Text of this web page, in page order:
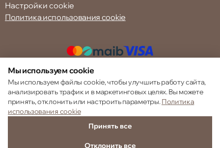
Настройки cookie
Политика использования cookie
© 2013 – 2026 ECOM
Мы используем cookie
Мы используем файлы cookie, чтобы улучшить работу сайта,
анализировать трафик и в маркетинговых целях. Вы можете
принять, отклонить или настроить параметры.Политика
использования cookie
Принять все
Отклонить все